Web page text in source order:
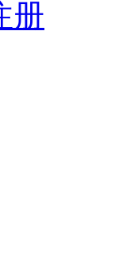
册